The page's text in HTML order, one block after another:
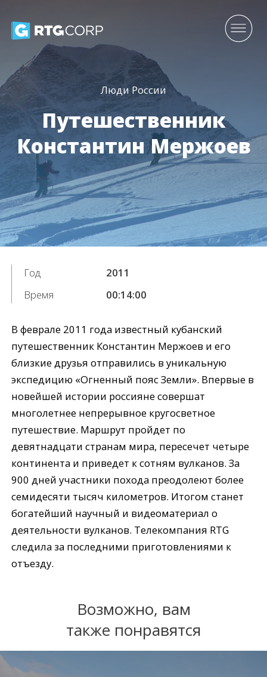
Люди России
Путешественник
Константин Мержоев
Год
2011
Время
00:14:00
В феврале 2011 года известный кубанский
путешественник Константин Мержоев и его
близкие друзья отправились в уникальную
экспедицию «Огненный пояс Земли». Впервые в
новейшей истории россияне совершат
многолетнее непрерывное кругосветное
путешествие. Маршрут пройдет по
девятнадцати странам мира, пересечет четыре
континента и приведет к сотням вулканов. За
900 дней участники похода преодолеют более
семидесяти тысяч километров. Итогом станет
богатейший научный и видеоматериал о
деятельности вулканов. Телекомпания RTG
следила за последними приготовлениями к
отъезду.
Возможно, вам
также понравятся